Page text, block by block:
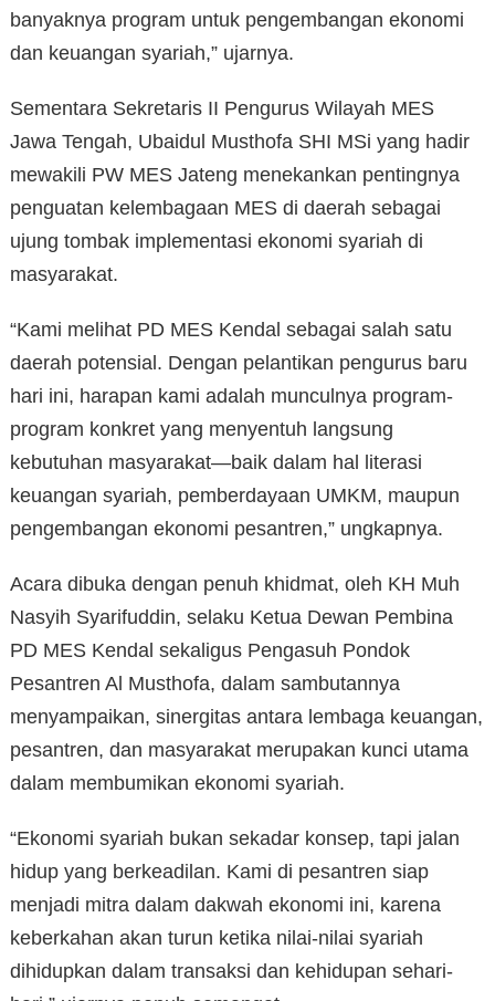
banyaknya program untuk pengembangan ekonomi
dan keuangan syariah,” ujarnya.
Sementara Sekretaris II Pengurus Wilayah MES
Jawa Tengah, Ubaidul Musthofa SHI MSi yang hadir
mewakili PW MES Jateng menekankan pentingnya
penguatan kelembagaan MES di daerah sebagai
ujung tombak implementasi ekonomi syariah di
masyarakat.
“Kami melihat PD MES Kendal sebagai salah satu
daerah potensial. Dengan pelantikan pengurus baru
hari ini, harapan kami adalah munculnya program-
program konkret yang menyentuh langsung
kebutuhan masyarakat—baik dalam hal literasi
keuangan syariah, pemberdayaan UMKM, maupun
pengembangan ekonomi pesantren,” ungkapnya.
Acara dibuka dengan penuh khidmat, oleh KH Muh
Nasyih Syarifuddin, selaku Ketua Dewan Pembina
PD MES Kendal sekaligus Pengasuh Pondok
Pesantren Al Musthofa, dalam sambutannya
menyampaikan, sinergitas antara lembaga keuangan,
pesantren, dan masyarakat merupakan kunci utama
dalam membumikan ekonomi syariah.
“Ekonomi syariah bukan sekadar konsep, tapi jalan
hidup yang berkeadilan. Kami di pesantren siap
menjadi mitra dalam dakwah ekonomi ini, karena
keberkahan akan turun ketika nilai-nilai syariah
dihidupkan dalam transaksi dan kehidupan sehari-